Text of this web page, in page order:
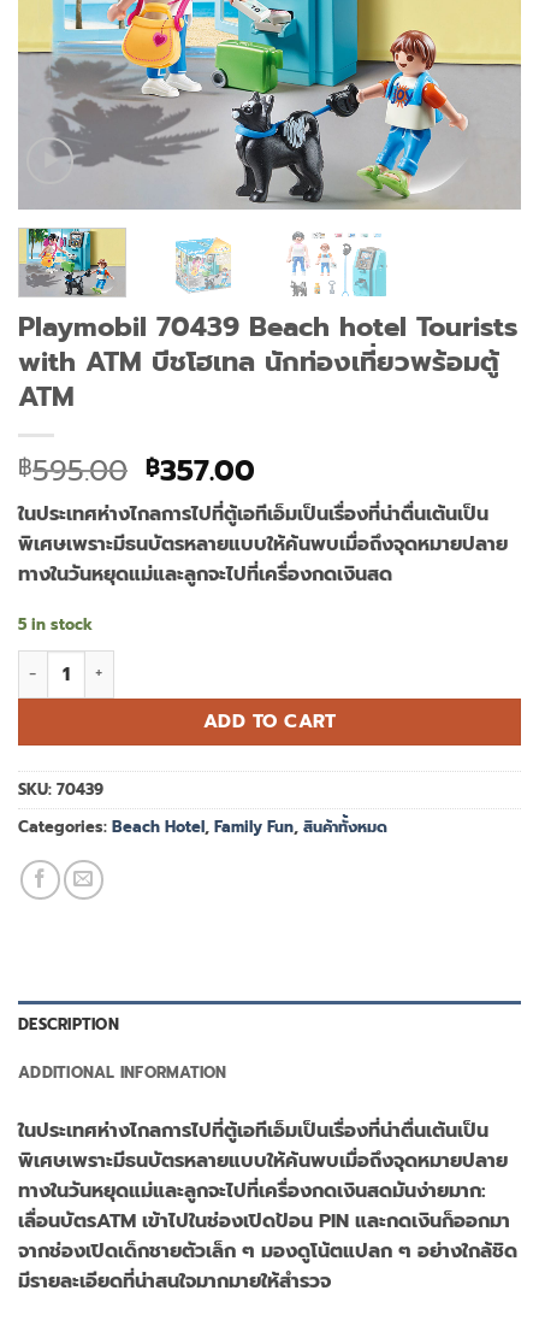
Playmobil 70439 Beach hotel Tourists
with ATM บีชโฮเทล นักท่องเที่ยวพร้อมตู้
ATM
฿595.00 Original
price
was:
฿595.00.
฿357.00
price
is:
฿357.00.
ในประเทศห่างไกลการไปที่ตู้เอทีเอ็มเป็นเรื่องที่น่าตื่นเต้นเป็น
พิเศษเพราะมีธนบัตรหลายแบบให้ค้นพบเมื่อถึงจุดหมายปลาย
ทางในวันหยุดแม่และลูกจะไปที่เครื่องกดเงินสด
5 in stock
Playmobil 70439 Beach hotel Tourists with ATM บีชโฮเทล นั
ADD TO CART
SKU: 70439
Categories: Beach Hotel, Family Fun, สินค้าทั้งหมด
DESCRIPTION
ADDITIONAL INFORMATION
ในประเทศห่างไกลการไปที่ตู้เอทีเอ็มเป็นเรื่องที่น่าตื่นเต้นเป็น
พิเศษเพราะมีธนบัตรหลายแบบให้ค้นพบเมื่อถึงจุดหมายปลาย
ทางในวันหยุดแม่และลูกจะไปที่เครื่องกดเงินสดมันง่ายมาก:
เลื่อนบัตรATM เข้าไปในช่องเปิดป้อน PIN และกดเงินก็ออกมา
จากช่องเปิดเด็กชายตัวเล็ก ๆ มองดูโน้ตแปลก ๆ อย่างใกล้ชิด
มีรายละเอียดที่น่าสนใจมากมายให้สำรวจ